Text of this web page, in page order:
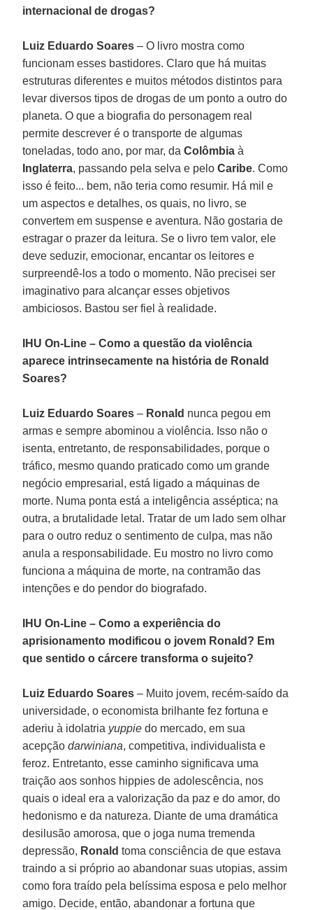
internacional de drogas?
Luiz Eduardo Soares – O livro mostra como
funcionam esses bastidores. Claro que há muitas
estruturas diferentes e muitos métodos distintos para
levar diversos tipos de drogas de um ponto a outro do
planeta. O que a biografia do personagem real
permite descrever é o transporte de algumas
toneladas, todo ano, por mar, daColômbiaà
Inglaterra, passando pela selva e peloCaribe. Como
isso é feito... bem, não teria como resumir. Há mil e
um aspectos e detalhes, os quais, no livro, se
convertem em suspense e aventura. Não gostaria de
estragar o prazer da leitura. Se o livro tem valor, ele
deve seduzir, emocionar, encantar os leitores e
surpreendê-los a todo o momento. Não precisei ser
imaginativo para alcançar esses objetivos
ambiciosos. Bastou ser fiel à realidade.
IHU On-Line – Como a questão da violência
aparece intrinsecamente na história de Ronald
Soares?
Luiz Eduardo Soares – Ronald nunca pegou em
armas e sempre abominou a violência. Isso não o
isenta, entretanto, de responsabilidades, porque o
tráfico, mesmo quando praticado como um grande
negócio empresarial, está ligado a máquinas de
morte. Numa ponta está a inteligência asséptica; na
outra, a brutalidade letal. Tratar de um lado sem olhar
para o outro reduz o sentimento de culpa, mas não
anula a responsabilidade. Eu mostro no livro como
funciona a máquina de morte, na contramão das
intenções e do pendor do biografado.
IHU On-Line – Como a experiência do
aprisionamento modificou o jovem Ronald? Em
que sentido o cárcere transforma o sujeito?
Luiz Eduardo Soares – Muito jovem, recém-saído da
universidade, o economista brilhante fez fortuna e
aderiu à idolatria yuppie do mercado, em sua
acepçãodarwiniana, competitiva, individualista e
feroz. Entretanto, esse caminho significava uma
traição aos sonhos hippies de adolescência, nos
quais o ideal era a valorização da paz e do amor, do
hedonismo e da natureza. Diante de uma dramática
desilusão amorosa, que o joga numa tremenda
depressão, Ronald toma consciência de que estava
traindo a si próprio ao abandonar suas utopias, assim
como fora traído pela belíssima esposa e pelo melhor
amigo. Decide, então, abandonar a fortuna que